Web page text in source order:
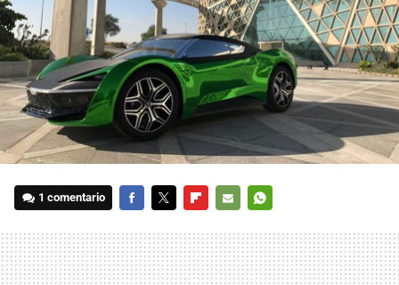
1 comentario
MAIL